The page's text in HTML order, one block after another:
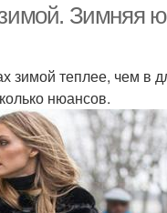
Зимняя
зимой теплее, чем в
нюансов.